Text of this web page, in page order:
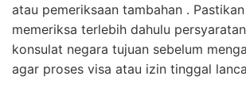
atau pemeriksaan tambahan .
memeriksa terlebih dahulu
konsulat negara tujuan sebelum
agar proses visa atau izin tinggal